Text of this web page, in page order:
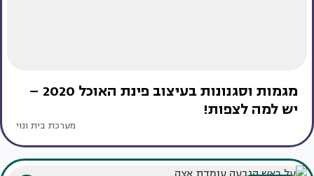
מגמות וסגנונות בעיצוב פינת האוכל 2020 –
יש למה לצפות!
מערכת בית ונוי